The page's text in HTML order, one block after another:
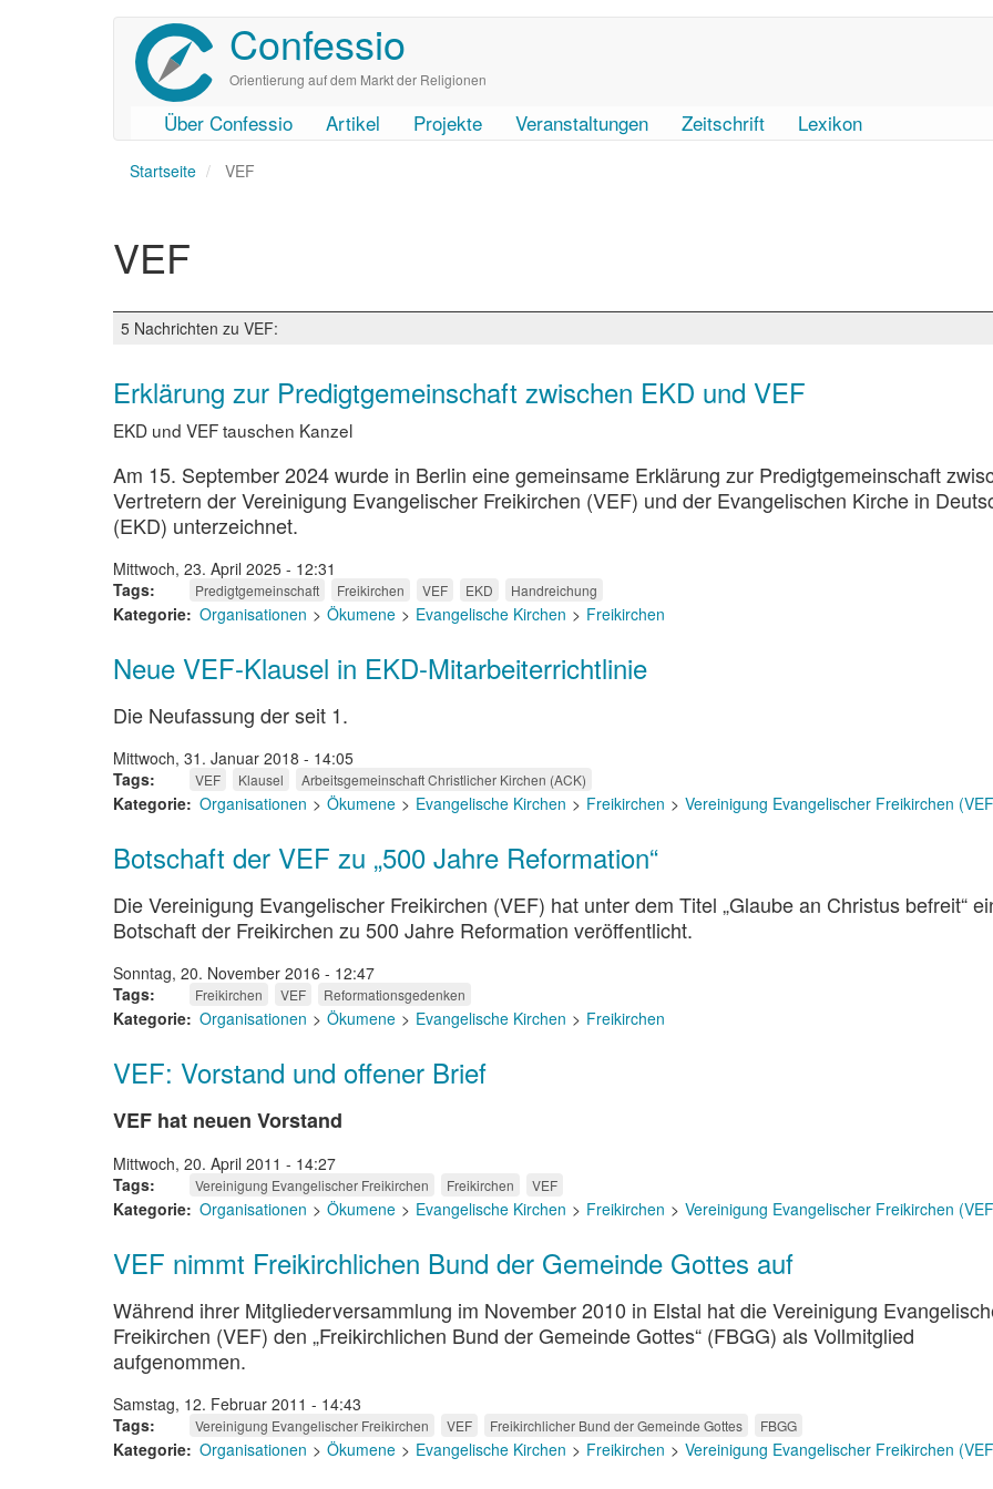
Confessio
Orientierung auf dem Markt der Religionen
User
account
Main
navigation
Über Confessio Artikel Projekte Veranstaltungen Zeitschrift Lexikon
Startseite VEF
VEF
5 Nachrichten zu VEF:
Erklärung zur Predigtgemeinschaft zwischen EKD und VEF
EKD und VEF tauschen Kanzel
Am 15. September 2024 wurde in Berlin eine gemeinsame Erklärung zur Predigtgemeinschaft
Vertretern der Vereinigung Evangelischer Freikirchen (VEF) und der Evangelischen Kirche in
(EKD) unterzeichnet.
Mittwoch, 23. April 2025 - 12:31
Tags
Predigtgemeinschaft Freikirchen VEF EKD Handreichung
Kategorie Organisationen Ökumene Evangelische Kirchen Freikirchen
Neue VEF-Klausel in EKD-Mitarbeiterrichtlinie
Die Neufassung der seit 1.
Mittwoch, 31. Januar 2018 - 14:05
Tags
VEF Klausel Arbeitsgemeinschaft Christlicher Kirchen (ACK)
Kategorie Organisationen Ökumene Evangelische Kirchen Freikirchen Vereinigung Evangelischer Freikirchen
Botschaft der VEF zu „500 Jahre Reformation“
Die Vereinigung Evangelischer Freikirchen (VEF) hat unter dem Titel „Glaube an Christus befreit“
Botschaft der Freikirchen zu 500 Jahre Reformation veröffentlicht.
Sonntag, 20. November 2016 - 12:47
Tags
Freikirchen VEF Reformationsgedenken
Kategorie Organisationen Ökumene Evangelische Kirchen Freikirchen
VEF: Vorstand und offener Brief
VEF hat neuen Vorstand
Mittwoch, 20. April 2011 - 14:27
Tags
Vereinigung Evangelischer Freikirchen Freikirchen VEF
Kategorie Organisationen Ökumene Evangelische Kirchen Freikirchen Vereinigung Evangelischer Freikirchen
VEF nimmt Freikirchlichen Bund der Gemeinde Gottes auf
Während ihrer Mitgliederversammlung im November 2010 in Elstal hat die Vereinigung
Freikirchen (VEF) den „Freikirchlichen Bund der Gemeinde Gottes“ (FBGG) als Vollmitglied
aufgenommen.
Samstag, 12. Februar 2011 - 14:43
Tags
Vereinigung Evangelischer Freikirchen VEF Freikirchlicher Bund der Gemeinde Gottes FBGG
Kategorie Organisationen Ökumene Evangelische Kirchen Freikirchen Vereinigung Evangelischer Freikirchen